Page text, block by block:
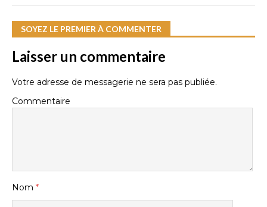
SOYEZ LE PREMIER À COMMENTER
Laisser un commentaire
Votre adresse de messagerie ne sera pas publiée.
Commentaire
Nom *